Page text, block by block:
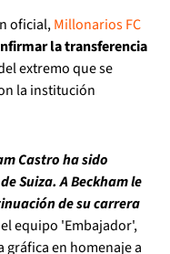
oficial,Millonarios FC
la transferencia
extremo que se
la institución
Castro ha sido
Suiza. A Beckham le
de su carrera
equipo 'Embajador',
gráfica en homenaje a